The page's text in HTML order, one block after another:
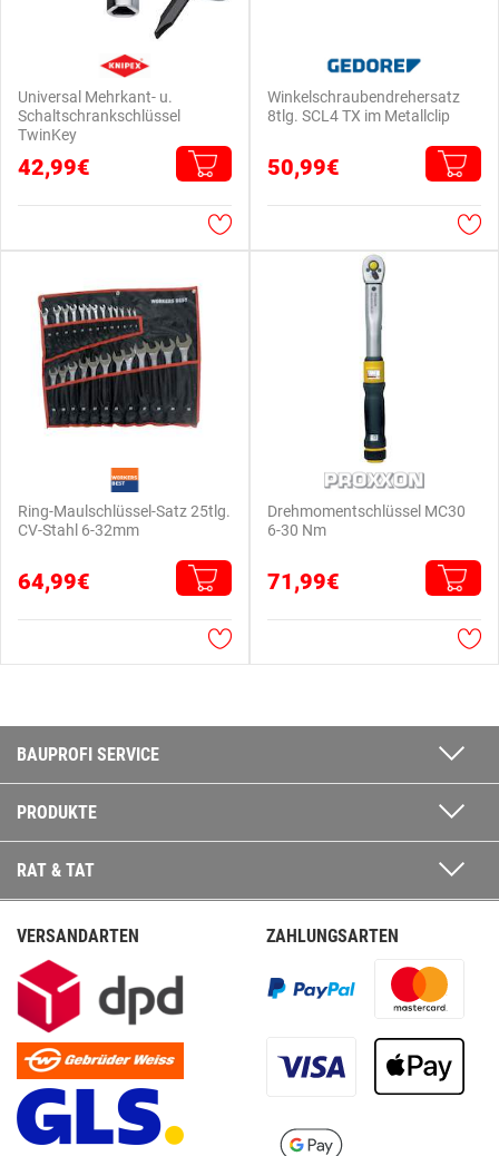
Universal Mehrkant- u.
Schaltschrankschlüssel
TwinKey
42,99€
Winkelschraubendrehersatz
8tlg. SCL4 TX im Metallclip
50,99€
Ring-Maulschlüssel-Satz 25tlg.
CV-Stahl 6-32mm
64,99€
Drehmomentschlüssel MC30
6-30 Nm
71,99€
BAUPROFI SERVICE
PRODUKTE
RAT & TAT
VERSANDARTEN ZAHLUNGSARTEN